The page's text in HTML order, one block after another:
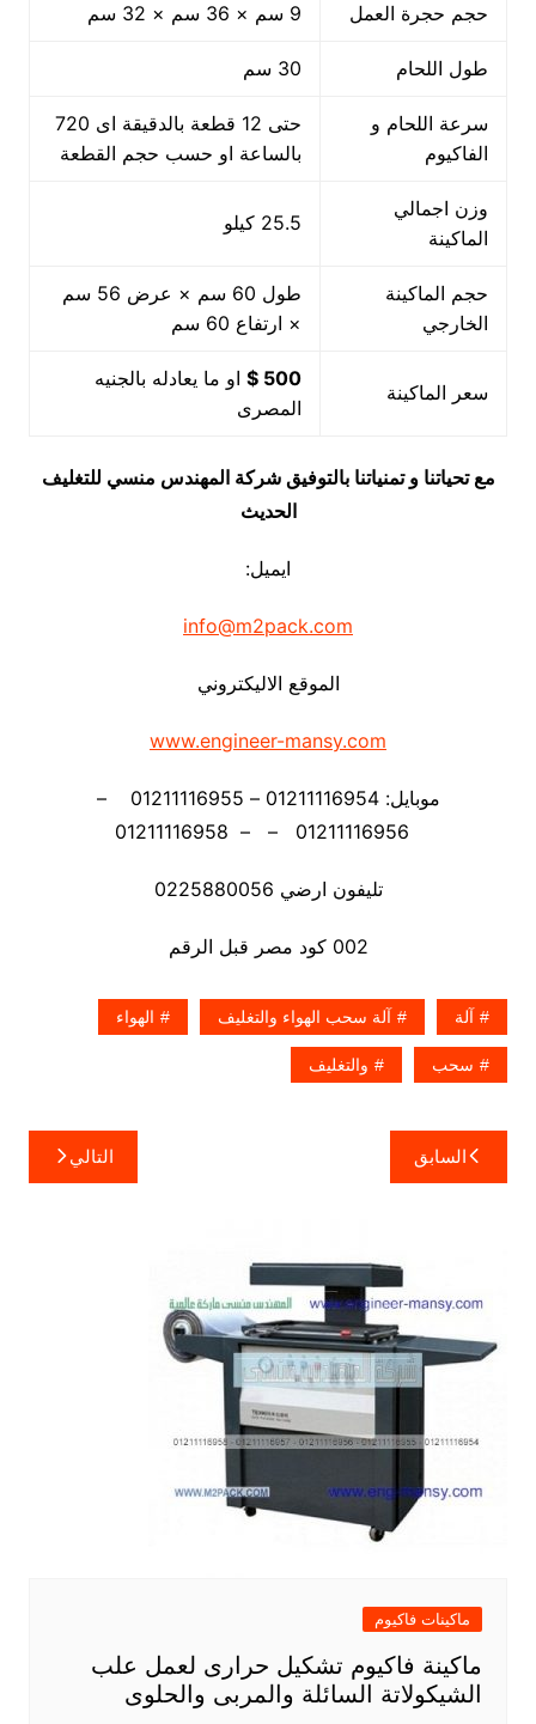
حجم حجرة العمل 9 سم × 36 سم × 32 سم
طول اللحام 30 سم
سرعة اللحام و
الفاكيوم
حتى 12 قطعة بالدقيقة اى 720
بالساعة او حسب حجم القطعة
وزن اجمالي
الماكينة
25.5 كيلو
حجم الماكينة
الخارجي
طول 60 سم × عرض 56 سم
× ارتفاع 60 سم
سعر الماكينة
500 $
او ما يعادله بالجنيه
المصرى
مع تحياتنا و تمنياتنا بالتوفيق شركة المهندس منسي للتغليف
الحديث
ايميل:
info@m2pack.com
الموقع الاليكتروني
www.engineer-mansy.com
موبايل: 01211116954 – 01211116955 –
تليفون ارضي 0225880056
002 كود مصر قبل الرقم
آلة آلة سحب الهواء والتغليف الهواء
سحب والتغليف
تصفّح
المقالات
السابق التالي
ماكينات فاكيوم
ماكينة فاكيوم تشكيل حرارى لعمل علب
الشيكولاتة السائلة والمربى والحلوى